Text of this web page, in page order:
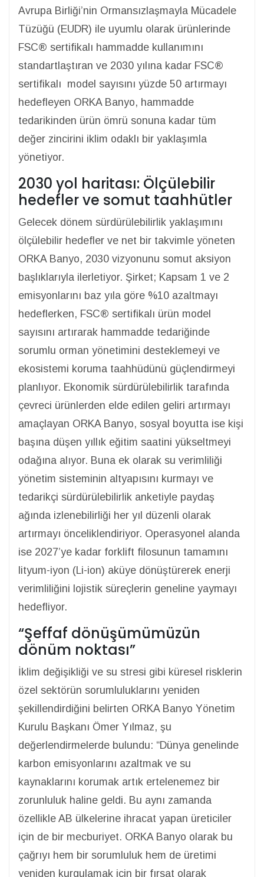
Avrupa Birliği’nin Ormansızlaşmayla Mücadele
Tüzüğü (EUDR) ile uyumlu olarak ürünlerinde
FSC® sertifikalı hammadde kullanımını
standartlaştıran ve 2030 yılına kadar FSC®
sertifikalı model sayısını yüzde 50 artırmayı
hedefleyen ORKA Banyo, hammadde
tedarikinden ürün ömrü sonuna kadar tüm
değer zincirini iklim odaklı bir yaklaşımla
yönetiyor.
2030 yol haritası: Ölçülebilir
hedefler ve somut taahhütler
Gelecek dönem sürdürülebilirlik yaklaşımını
ölçülebilir hedefler ve net bir takvimle yöneten
ORKA Banyo, 2030 vizyonunu somut aksiyon
başlıklarıyla ilerletiyor. Şirket; Kapsam 1 ve 2
emisyonlarını baz yıla göre %10 azaltmayı
hedeflerken, FSC® sertifikalı ürün model
sayısını artırarak hammadde tedariğinde
sorumlu orman yönetimini desteklemeyi ve
ekosistemi koruma taahhüdünü güçlendirmeyi
planlıyor. Ekonomik sürdürülebilirlik tarafında
çevreci ürünlerden elde edilen geliri artırmayı
amaçlayan ORKA Banyo, sosyal boyutta ise kişi
başına düşen yıllık eğitim saatini yükseltmeyi
odağına alıyor. Buna ek olarak su verimliliği
yönetim sisteminin altyapısını kurmayı ve
tedarikçi sürdürülebilirlik anketiyle paydaş
ağında izlenebilirliği her yıl düzenli olarak
artırmayı önceliklendiriyor. Operasyonel alanda
ise 2027’ye kadar forklift filosunun tamamını
lityum-iyon (Li-ion) aküye dönüştürerek enerji
verimliliğini lojistik süreçlerin geneline yaymayı
hedefliyor.
“Şeffaf dönüşümümüzün
dönüm noktası”
İklim değişikliği ve su stresi gibi küresel risklerin
özel sektörün sorumluluklarını yeniden
şekillendirdiğini belirten ORKA Banyo Yönetim
Kurulu Başkanı Ömer Yılmaz, şu
değerlendirmelerde bulundu: “Dünya genelinde
karbon emisyonlarını azaltmak ve su
kaynaklarını korumak artık ertelenemez bir
zorunluluk haline geldi. Bu aynı zamanda
özellikle AB ülkelerine ihracat yapan üreticiler
için de bir mecburiyet. ORKA Banyo olarak bu
çağrıyı hem bir sorumluluk hem de üretimi
yeniden kurgulamak için bir fırsat olarak